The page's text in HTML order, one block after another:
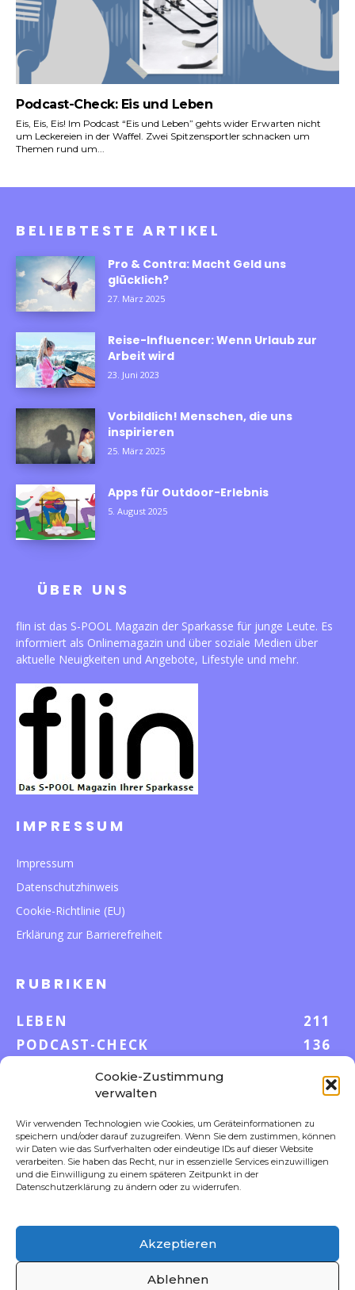
Cookie-Zustimmung
verwalten
Wir verwenden Technologien wie Cookies, um Geräteinformationen zu
speichern und/oder darauf zuzugreifen. Wenn Sie dem zustimmen, können
wir Daten wie das Surfverhalten oder eindeutige IDs auf dieser Website
verarbeiten. Sie haben das Recht, nur in essenzielle Services einzuwilligen
und die Einwilligung zu einem späteren Zeitpunkt in der
Datenschutzerklärung zu ändern oder zu widerrufen.
Akzeptieren
Ablehnen
Podcast-Check: Eis und Leben
Eis, Eis, Eis! Im Podcast “Eis und Leben” gehts wider Erwarten nicht
um Leckereien in der Waffel. Zwei Spitzensportler schnacken um
Themen rund um...
BELIEBTESTE ARTIKEL
Pro & Contra: Macht Geld uns
glücklich?
27. März 2025
Reise-Influencer: Wenn Urlaub zur
Arbeit wird
23. Juni 2023
Vorbildlich! Menschen, die uns
inspirieren
25. März 2025
Apps für Outdoor-Erlebnis
5. August 2025
ÜBER UNS
flin ist das S-POOL Magazin der Sparkasse für junge Leute. Es
informiert als Onlinemagazin und über soziale Medien über
aktuelle Neuigkeiten und Angebote, Lifestyle und mehr.
IMPRESSUM
Impressum
Datenschutzhinweis
Cookie-Richtlinie (EU)
Erklärung zur Barrierefreiheit
RUBRIKEN
LEBEN
211
PODCAST-CHECK
136
GELD & KARRIERE
42
AUF UND DAVON
S-POOL VORTEILE
35
DIGITALE WELT
23
FOKUS